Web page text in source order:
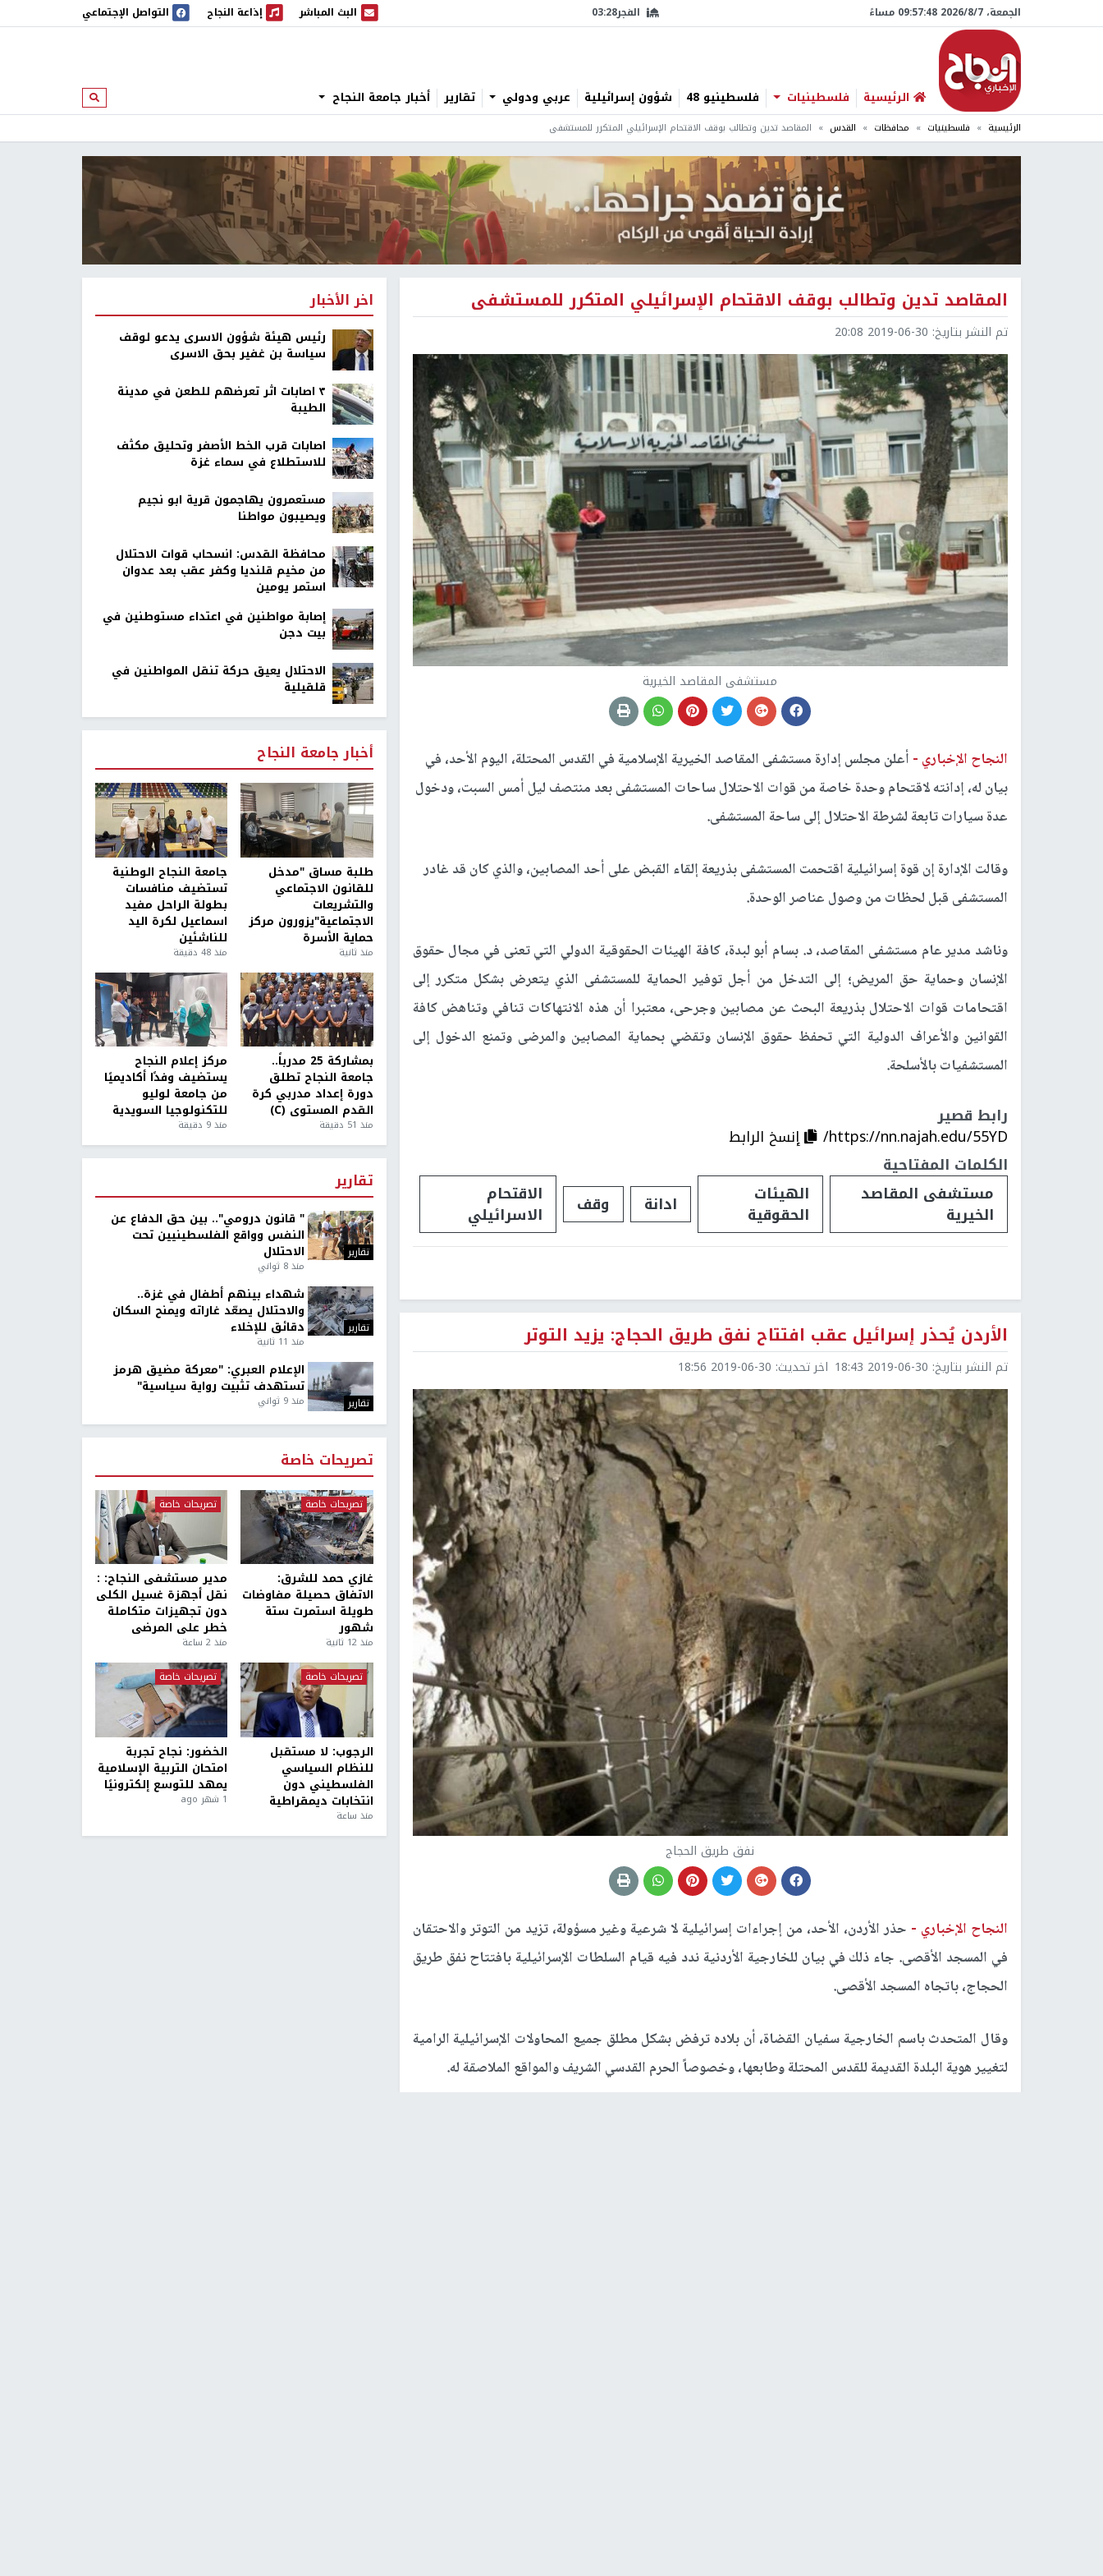
الجمعة، 7/‏8/‏2026 09:57:49 مساءً الفجر03:28 البث المباشر
البث المباشر إذاعة النجاح
إذاعة النجاح التواصل الإجتماعي
الرئيسية فلسطينيات فلسطينيو 48 شؤون إسرائيلية عربي ودولي تقارير أخبار جامعة النجاح ابحث
الرئيسية فلسطينيات محافظات القدس المقاصد تدين وتطالب بوقف الاقتحام الإسرائيلي المتكرر للمستشفى
المقاصد تدين وتطالب بوقف الاقتحام الإسرائيلي المتكرر للمستشفى
تم النشر بتاريخ: 2019-06-30 20:08
مستشفى المقاصد الخيرية
النجاح الإخباري - أعلن مجلس إدارة مستشفى المقاصد الخيرية الإسلامية في القدس المحتلة، اليوم الأحد، في
بيان له، إدانته لاقتحام وحدة خاصة من قوات الاحتلال ساحات المستشفى بعد منتصف ليل أمس السبت، ودخول
عدة سيارات تابعة لشرطة الاحتلال إلى ساحة المستشفى.
وقالت الإدارة إن قوة إسرائيلية اقتحمت المستشفى بذريعة إلقاء القبض على أحد المصابين، والذي كان قد غادر
المستشفى قبل لحظات من وصول عناصر الوحدة.
وناشد مدير عام مستشفى المقاصد، د. بسام أبو لبدة، كافة الهيئات الحقوقية الدولي التي تعنى في مجال حقوق
الإنسان وحماية حق المريض؛ إلى التدخل من أجل توفير الحماية للمستشفى الذي يتعرض بشكل متكرر إلى
اقتحامات قوات الاحتلال بذريعة البحث عن مصابين وجرحى، معتبرا أن هذه الانتهاكات تنافي وتناهض كافة
القوانين والأعراف الدولية التي تحفظ حقوق الإنسان وتقضي بحماية المصابين والمرضى وتمنع الدخول إلى
المستشفيات بالأسلحة.
رابط قصير
https://nn.najah.edu/55YD/
إنسخ الرابط
الكلمات المفتاحية
مستشفى المقاصد
الخيرية
الهيئات
الحقوقية ادانة وقف الاقتحام
الاسرائيلي
الأردن يُحذر إسرائيل عقب افتتاح نفق طريق الحجاج: يزيد التوتر
تم النشر بتاريخ: 2019-06-30 18:43 اخر تحديث: 2019-06-30 18:56
نفق طريق الحجاج
النجاح الإخباري - حذر الأردن، الأحد، من إجراءات إسرائيلية لا شرعية وغير مسؤولة، تزيد من التوتر والاحتقان
في المسجد الأقصى. جاء ذلك في بيان للخارجية الأردنية ندد فيه قيام السلطات الإسرائيلية بافتتاح نفق طريق
الحجاج، باتجاه المسجد الأقصى.
وقال المتحدث باسم الخارجية سفيان القضاة، أن بلاده ترفض بشكل مطلق جميع المحاولات الإسرائيلية الرامية
لتغيير هوية البلدة القديمة للقدس المحتلة وطابعها، وخصوصاً الحرم القدسي الشريف والمواقع الملاصقة له.
اخر الأخبار
رئيس هيئة شؤون الاسرى يدعو لوقف
سياسة بن غفير بحق الاسرى
٣ اصابات اثر تعرضهم للطعن في مدينة
الطيبة
اصابات قرب الخط الأصفر وتحليق مكثف
للاستطلاع في سماء غزة
مستعمرون يهاجمون قرية ابو نجيم
ويصيبون مواطنا
محافظة القدس: انسحاب قوات الاحتلال
من مخيم قلنديا وكفر عقب بعد عدوان
استمر يومين
إصابة مواطنين في اعتداء مستوطنين في
بيت دجن
الاحتلال يعيق حركة تنقل المواطنين في
قلقيلية
أخبار جامعة النجاح
طلبة مساق "مدخل
للقانون الاجتماعي
والتشريعات
الاجتماعية"يزورون مركز
حماية الأسرة
منذ ثانية
جامعة النجاح الوطنية
تستضيف منافسات
بطولة الراحل مفيد
اسماعيل لكرة اليد
للناشئين
منذ 48 دقيقة
بمشاركة 25 مدرباً..
جامعة النجاح تطلق
دورة إعداد مدربي كرة
القدم المستوى (C)
منذ 51 دقيقة
مركز إعلام النجاح
يستضيف وفدًا أكاديميًا
من جامعة لوليو
للتكنولوجيا السويدية
منذ 9 دقيقة
تقارير
تقارير
" قانون درومي".. بين حق الدفاع عن
النفس وواقع الفلسطينيين تحت
الاحتلال
منذ 8 ثواني
تقارير
شهداء بينهم أطفال في غزة..
والاحتلال يصعّد غاراته ويمنح السكان
دقائق للإخلاء
منذ 11 ثانية
تقارير
الإعلام العبري: "معركة مضيق هرمز
تستهدف تثبيت رواية سياسية"
منذ 9 ثواني
تصريحات خاصة
تصريحات خاصة
غازي حمد للشرق:
الاتفاق حصيلة مفاوضات
طويلة استمرت ستة
شهور
منذ 12 ثانية
تصريحات خاصة
مدير مستشفى النجاح: :
نقل أجهزة غسيل الكلى
دون تجهيزات متكاملة
خطر على المرضى
منذ 2 ساعة
تصريحات خاصة
الرجوب: لا مستقبل
للنظام السياسي
الفلسطيني دون
انتخابات ديمقراطية
منذ ساعة
تصريحات خاصة
الخضور: نجاح تجربة
امتحان التربية الإسلامية
يمهد للتوسع إلكترونيًا
1 شهر ago